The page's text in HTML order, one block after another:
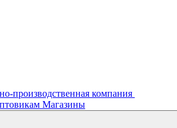
производственная компания
Магазины